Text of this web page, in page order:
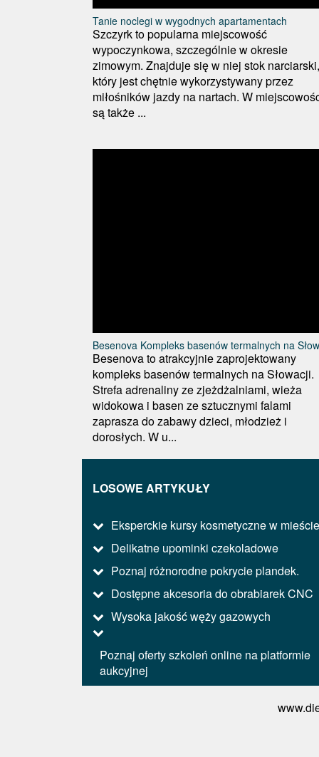
Tanie noclegi w wygodnych apartamentach
Szczyrk to popularna miejscowość
wypoczynkowa, szczególnie w okresie
zimowym. Znajduje się w niej stok narciarski,
który jest chętnie wykorzystywany przez
miłośników jazdy na nartach. W
są także ...
Besenova Kompleks basenów termalnych na
Besenova to atrakcyjnie zaprojektowany
kompleks basenów termalnych na Słowacji.
Strefa adrenaliny ze zjeżdżalniami, wieża
widokowa i basen ze sztucznymi falami
zaprasza do zabawy dzieci, młodzież i
dorosłych. W u...
LOSOWE ARTYKUŁY
Eksperckie kursy kosmetyczne w mieście
Delikatne upominki czekoladowe
Poznaj różnorodne pokrycie plandek.
Dostępne akcesoria do obrabiarek CNC
Wysoka jakość węży gazowych
Poznaj oferty szkoleń online na platformie
aukcyjnej